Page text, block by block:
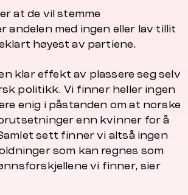
at de vil stemme
andelen med ingen eller lav tillit
høyest av partiene.
klar effekt av plassere seg selv
politikk. Vi finner heller ingen
enig i påstanden om at norske
enn kvinner for å
sett finner vi altså ingen
som kan regnes som
vi finner, sier